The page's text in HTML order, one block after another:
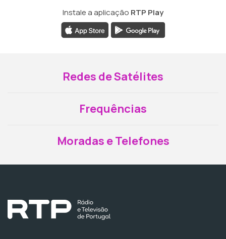
Instale a aplicação RTP Play
Redes de Satélites
Frequências
Moradas e Telefones